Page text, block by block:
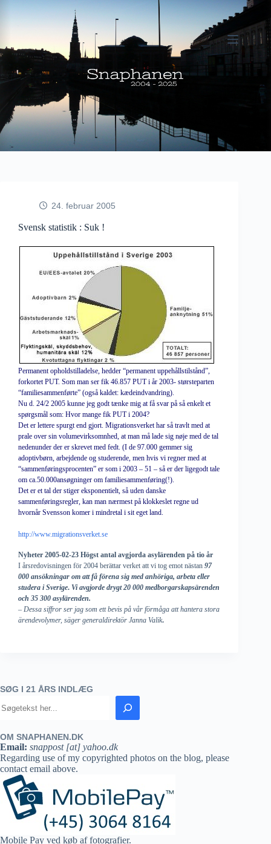
24. februar 2005
Svensk statistik : Suk !
Permanent opholdstilladelse, hedder “permanent uppehållstilstånd”,
forkortet PUT. Som man ser fik 46.857 PUT i år 2003- størsteparten
“familiesammenførte” (også kaldet: kædeindvandring).
Nu d. 24/2 2005 kunne jeg godt tænke mig at få svar på så enkelt et
spørgsmål som: Hvor mange fik PUT i 2004?
Det er lettere spurgt end gjort. Migrationsverket har så travlt med at
prale over sin volumevirksomnhed, at man må lade sig nøje med de tal
nedenunder der er skrevet med fedt. (I de 97.000 gemmer sig
adoptivbørn, arbejdende og studerende, men hvis vi regner med at
“sammenføringsprocenten” er som i 2003 – 51 – så er der ligegodt tale
om ca.50.000ansøgninger om familiesammenføring(!).
Det er et tal der stiger eksponentielt, så uden danske
sammenføringsregler, kan man nærmest på klokkeslet regne ud
hvornår Svensson komer i mindretal i sit eget land.
http://www.migrationsverket.se
Nyheter 2005-02-23 Högst antal avgjorda asylärenden på tio år
I årsredovisningen för 2004 berättar verket att vi tog emot nästan 97
000 ansökningar om att få förena sig med anhöriga, arbeta eller
studera i Sverige. Vi avgjorde drygt 20 000 medborgarskapsärenden
och 35 300 asylärenden.
– Dessa siffror ser jag som ett bevis på vår förmåga att hantera stora
ärendevolymer, säger generaldirektör Janna Valik.
SØG I 21 ÅRS INDLÆG
OM SNAPHANEN.DK
Email: snappost [at] yahoo.dk
Regarding use of my copyrighted photos on the blog, please
contact email above.
Mobile Pay ved køb af fotografier.